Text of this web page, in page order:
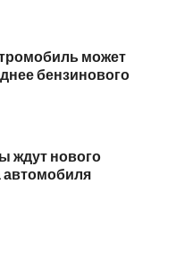
может
бензинового
ждут нового
автомобиля